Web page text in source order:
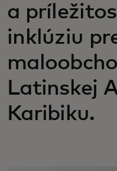
a
inklúziu
Latinskej
Karibiku.